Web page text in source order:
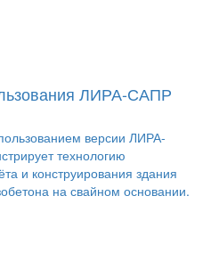
ЛИРА-САПР
версии ЛИРА-
технологию
и конструирования здания
на свайном основании.